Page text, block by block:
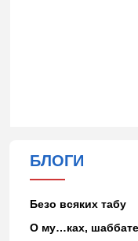
БЛОГИ
Безо всяких табу
О му…ках,